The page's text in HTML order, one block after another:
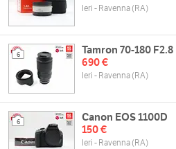
Ieri - Ravenna (RA)
6
Tamron 70-180
690 €
Ieri - Ravenna (RA)
6
Canon EOS 1100D
150 €
Ieri - Ravenna (RA)